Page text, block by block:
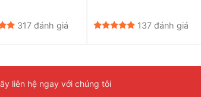
317 đánh giá 137 đánh giá
liên hệ ngay với chúng tôi